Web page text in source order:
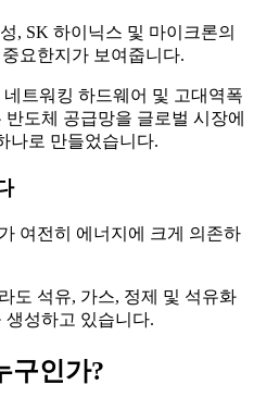
, SK 하이닉스 및 마이크론의
요한지가 보여줍니다.
트워킹 하드웨어 및 고대역폭
도체 공급망을 글로벌 시장에
나로 만들었습니다.
여전히 에너지에 크게 의존하
도 석유, 가스, 정제 및 석유화
생성하고 있습니다.
구인가?